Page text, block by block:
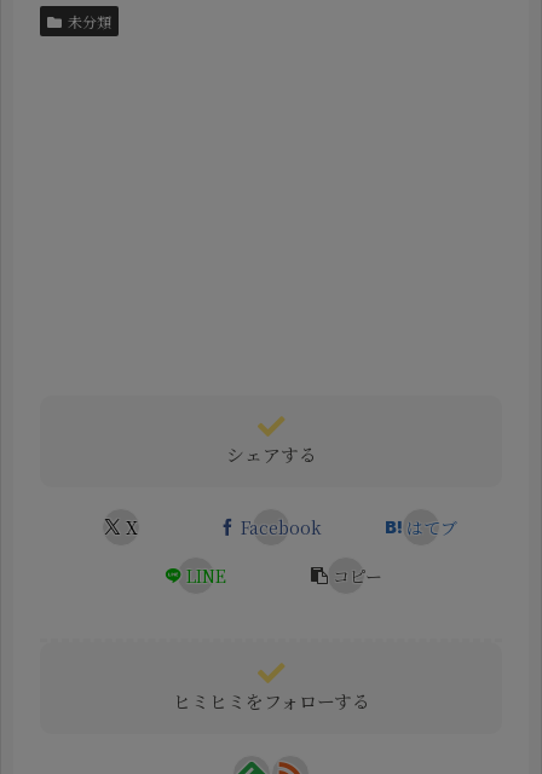
未分類
シェアする
X Facebook
はてブ
LINE
コピー
ヒミヒミをフォローする